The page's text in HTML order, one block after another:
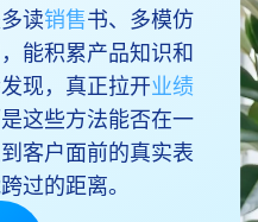
读销售书、多模仿
能积累产品知识和
现，真正拉开业绩
这些方法能否在一
客户面前的真实表
过的距离。